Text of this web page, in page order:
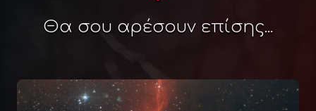
Θα σου αρέσουν επίσης...